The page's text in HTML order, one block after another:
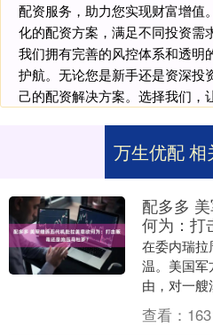
配资服务，助力您实现财富增值
化的配资方案，满足不同投资需
我们拥有完善的风控体系和透明
护航。无论您是新手还是资深投
己的配资解决方案。选择我们，
万生优配 相
配多多
何为：打
在委内瑞
温。美国军
由，对一
的船只开
美军又宣布
查看： 163